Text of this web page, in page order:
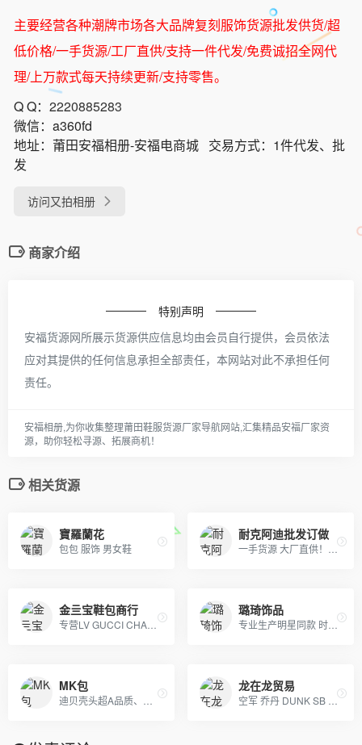
主要经营各种潮牌市场各大品牌复刻服饰货源批发供货/超
低价格/一手货源/工厂直供/支持一件代发/免费诚招全网代
理/上万款式每天持续更新/支持零售。
Q Q： 2220885283
微信： a360fd
地址： 莆田安福相册-安福电商城 交易方式： 1件代发、批
发
访问又拍相册
商家介绍
特别声明
安福货源网所展示货源供应信息均由会员自行提供，会员依法
应对其提供的任何信息承担全部责任，本网站对此不承担任何
责任。
安福相册,为你收集整理莆田鞋服货源厂家导航网站,汇集精品安福厂家资
源，助你轻松寻源、拓展商机！
相关货源
寶羅蘭花
包包 服饰 男女鞋
耐克阿迪批发订做
金亖宝鞋包商行 璐琦饰品
MK包 龙在龙贸易